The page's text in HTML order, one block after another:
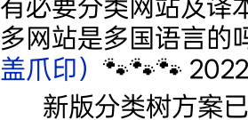
有必要分类网站及译
多网站是多国语言的
盖爪印） 🐾🐾🐾
新版分类树方案